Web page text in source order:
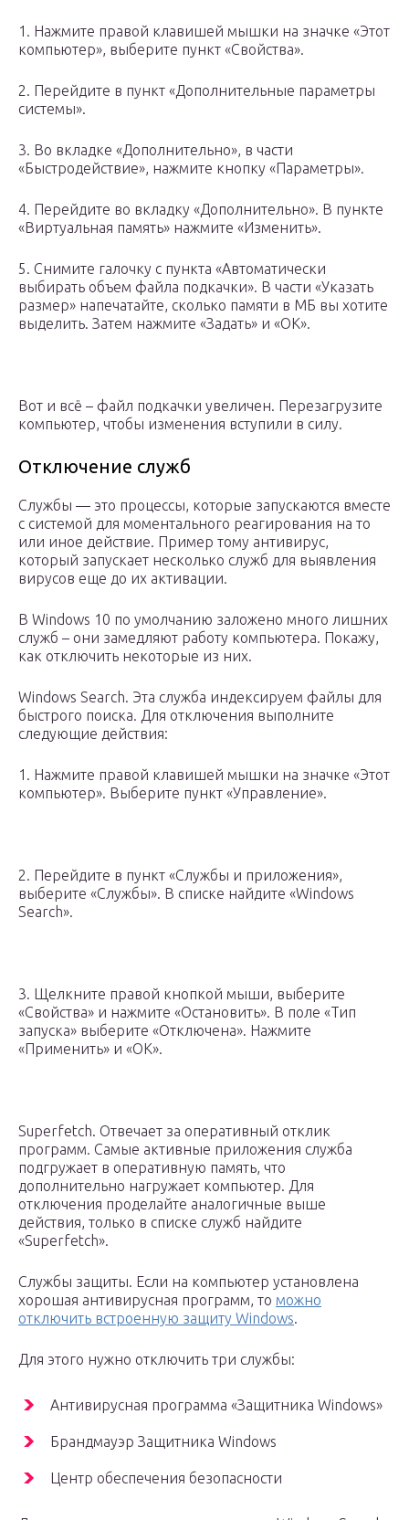
1. Нажмите правой клавишей мышки на значке «Этот
компьютер», выберите пункт «Свойства».
2. Перейдите в пункт «Дополнительные параметры
системы».
3. Во вкладке «Дополнительно», в части
«Быстродействие», нажмите кнопку «Параметры».
4. Перейдите во вкладку «Дополнительно». В пункте
«Виртуальная память» нажмите «Изменить».
5. Снимите галочку с пункта «Автоматически
выбирать объем файла подкачки». В части «Указать
размер» напечатайте, сколько памяти в МБ вы хотите
выделить. Затем нажмите «Задать» и «ОК».
Вот и всё – файл подкачки увеличен. Перезагрузите
компьютер, чтобы изменения вступили в силу.
Отключение служб
Службы — это процессы, которые запускаются вместе
с системой для моментального реагирования на то
или иное действие. Пример тому антивирус,
который запускает несколько служб для выявления
вирусов еще до их активации.
В Windows 10 по умолчанию заложено много лишних
служб – они замедляют работу компьютера. Покажу,
как отключить некоторые из них.
Windows Search. Эта служба индексируем файлы для
быстрого поиска. Для отключения выполните
следующие действия:
1. Нажмите правой клавишей мышки на значке «Этот
компьютер». Выберите пункт «Управление».
2. Перейдите в пункт «Службы и приложения»,
выберите «Службы». В списке найдите «Windows
Search».
3. Щелкните правой кнопкой мыши, выберите
«Свойства» и нажмите «Остановить». В поле «Тип
запуска» выберите «Отключена». Нажмите
«Применить» и «ОК».
Superfetch. Отвечает за оперативный отклик
программ. Самые активные приложения служба
подгружает в оперативную память, что
дополнительно нагружает компьютер. Для
отключения проделайте аналогичные выше
действия, только в списке служб найдите
«Superfetch».
Службы защиты. Если на компьютер установлена
хорошая антивирусная программ, то можно
отключить встроенную защиту Windows.
Для этого нужно отключить три службы:
Антивирусная программа «Защитника Windows»
Брандмауэр Защитника Windows
Центр обеспечения безопасности